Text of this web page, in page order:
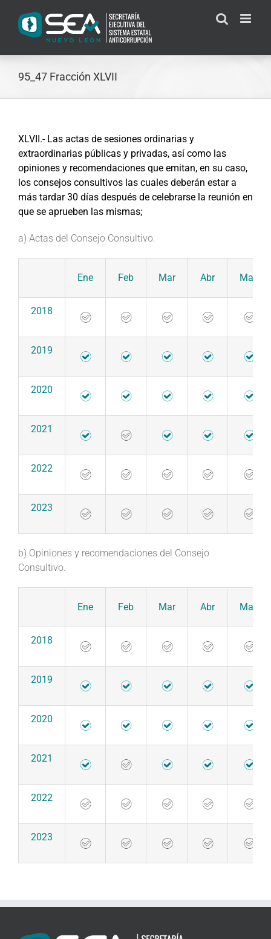
content
95_47 Fracción XLVII
XLVII.- Las actas de sesiones ordinarias y
extraordinarias públicas y privadas, así como las
opiniones y recomendaciones que emitan, en su caso,
los consejos consultivos las cuales deberán estar a
más tardar 30 días después de celebrarse la reunión en
que se aprueben las mismas;
a) Actas del Consejo Consultivo.
Ene Feb Mar Abr May
2018
2019
2020
2021
2022
2023
b) Opiniones y recomendaciones del Consejo
Consultivo.
Ene Feb Mar Abr May
2018
2019
2020
2021
2022
2023